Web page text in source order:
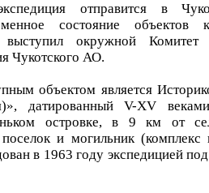
отправится в
состояние объектов
выступил окружной
Чукотского АО.
объектом является
датированный V-XV
островке, в 9 км от
поселок и могильник (комплекс
в 1963 году экспедицией